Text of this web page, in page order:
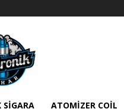
SIGARA ATOMIZER COIL